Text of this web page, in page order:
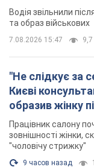
Відео
Водія звільнили
та образ військових
7.08.2026 15:47 9,7
"Не слідкує за
Києві
образив жінку
розгорівся
Працівник салону
зовнішності жінки,
"чоловічу стрижку"
9 часов назад